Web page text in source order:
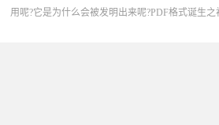
用呢?它是为什么会被发明出来呢?PDF格式诞生之